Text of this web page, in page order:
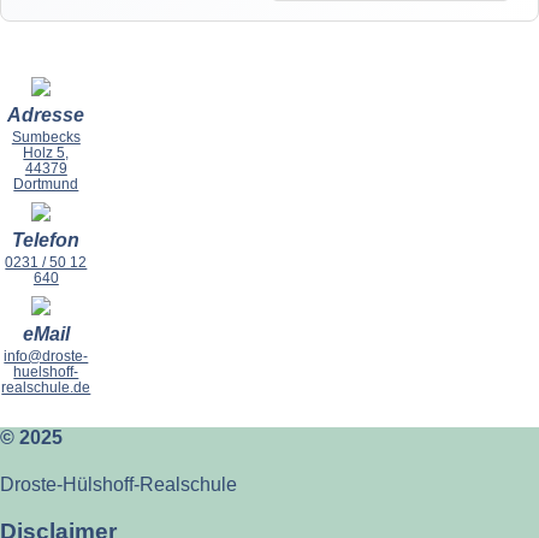
Adresse
Sumbecks
Holz 5,
44379
Dortmund
Telefon
0231 / 50 12
640
eMail
info@droste-
huelshoff-
realschule.de
© 2025
Droste-Hülshoff-Realschule
Disclaimer